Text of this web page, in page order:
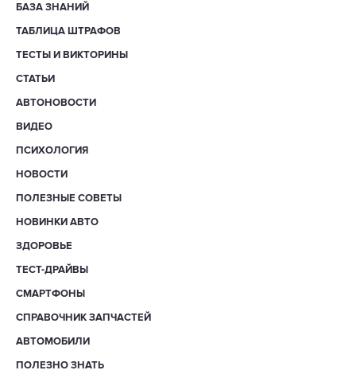
БАЗА ЗНАНИЙ
ТАБЛИЦА ШТРАФОВ
ТЕСТЫ И ВИКТОРИНЫ
СТАТЬИ
АВТОНОВОСТИ
ВИДЕО
ПСИХОЛОГИЯ
НОВОСТИ
ПОЛЕЗНЫЕ СОВЕТЫ
НОВИНКИ АВТО
ЗДОРОВЬЕ
ТЕСТ-ДРАЙВЫ
СМАРТФОНЫ
СПРАВОЧНИК ЗАПЧАСТЕЙ
АВТОМОБИЛИ
ПОЛЕЗНО ЗНАТЬ